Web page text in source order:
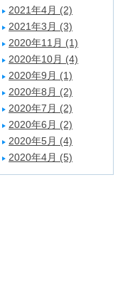
2021年4月 (2)
2021年3月 (3)
2020年11月 (1)
2020年10月 (4)
2020年9月 (1)
2020年8月 (2)
2020年7月 (2)
2020年6月 (2)
2020年5月 (4)
2020年4月 (5)